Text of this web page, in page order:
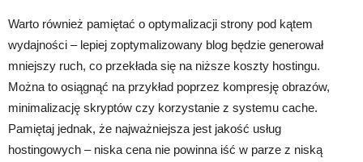
Warto również pamiętać o optymalizacji strony pod kątem
wydajności – lepiej zoptymalizowany blog będzie generował
mniejszy ruch, co przekłada się na niższe koszty hostingu.
Można to osiągnąć na przykład poprzez kompresję obrazów,
minimalizację skryptów czy korzystanie z systemu cache.
Pamiętaj jednak, że najważniejsza jest jakość usług
hostingowych – niska cena nie powinna iść w parze z niską